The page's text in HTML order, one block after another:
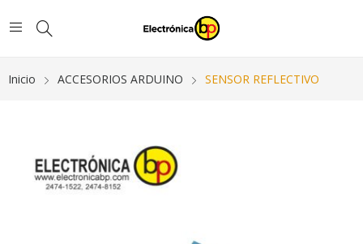
Inicio ACCESORIOS ARDUINO SENSOR REFLECTIVO